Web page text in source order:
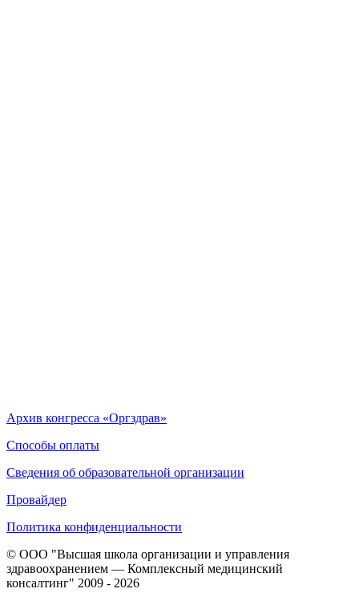
Архив конгресса «Оргздрав»
Способы оплаты
Сведения об образовательной организации
Провайдер
Политика конфиденциальности
© ООО "Высшая школа организации и управления
здравоохранением — Комплексный медицинский
консалтинг" 2009 - 2026